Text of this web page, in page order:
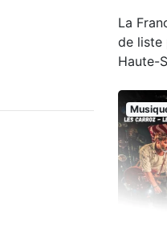
La
de liste
Haute-